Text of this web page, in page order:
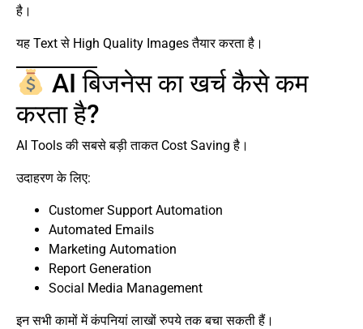
है।
यह Text से High Quality Images तैयार करता है।
AI बिजनेस का खर्च कैसे कम
करता है?
AI Tools की सबसे बड़ी ताकत Cost Saving है।
उदाहरण के लिए:
Customer Support Automation
Automated Emails
Marketing Automation
Report Generation
Social Media Management
इन सभी कामों में कंपनियां लाखों रुपये तक बचा सकती हैं।